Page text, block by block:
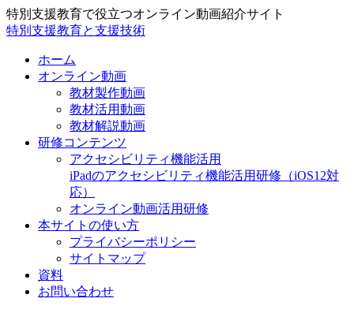
特別支援教育で役立つオンライン動画紹介サイト
特別支援教育と支援技術
ホーム
オンライン動画
教材製作動画
教材活用動画
教材解説動画
研修コンテンツ
アクセシビリティ機能活用
iPadのアクセシビリティ機能活用研修（iOS12対
応）
オンライン動画活用研修
本サイトの使い方
プライバシーポリシー
サイトマップ
資料
お問い合わせ